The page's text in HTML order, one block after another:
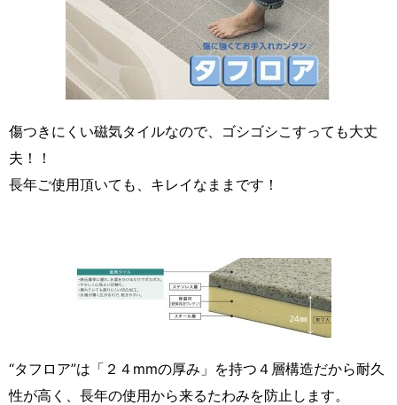
傷つきにくい磁気タイルなので、ゴシゴシこすっても大丈
夫！！
長年ご使用頂いても、キレイなままです！
“タフロア”は「２４mmの厚み」を持つ４層構造だから耐久
性が高く、長年の使用から来るたわみを防止します。